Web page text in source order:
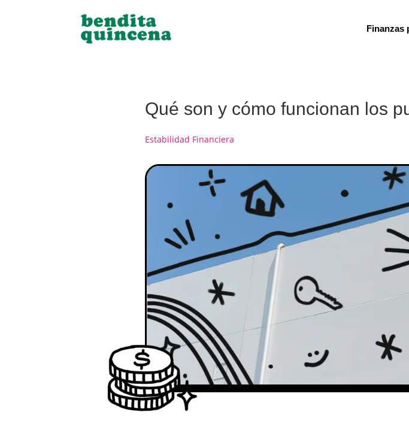
Finanzas
Qué son y cómo funcionan los
Estabilidad Financiera